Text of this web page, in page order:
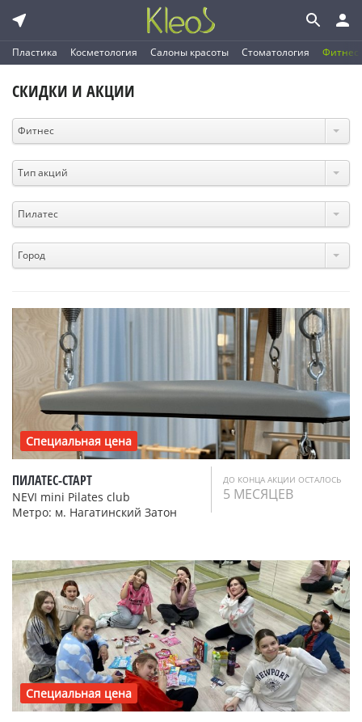
Пластика Косметология Салоны красоты Стоматология Фитнес
СКИДКИ И АКЦИИ
Фитнес
Тип акций
Пилатес
Город
Специальная цена
ПИЛАТЕС-СТАРТ
NEVI mini Pilates club
Метро: м. Нагатинский Затон
ДО КОНЦА АКЦИИ ОСТАЛОСЬ
5 МЕСЯЦЕВ
Специальная цена